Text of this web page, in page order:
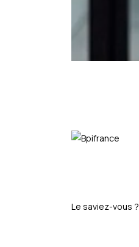
Le saviez-vous ?